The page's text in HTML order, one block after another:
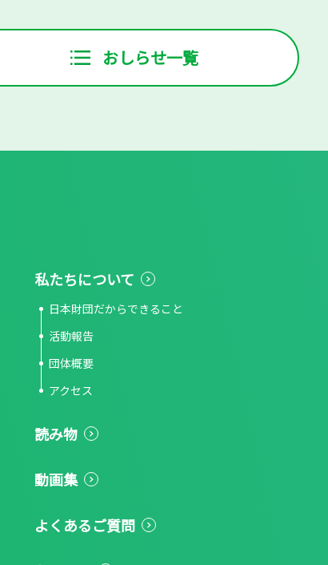
おしらせ一覧
私たちについて
日本財団だからできること
活動報告
団体概要
アクセス
読み物
動画集
よくあるご質問